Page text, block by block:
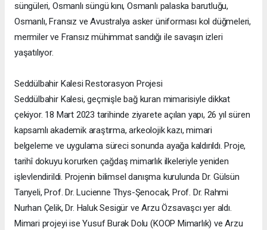
süngüleri, Osmanlı süngü kını, Osmanlı palaska barutluğu,
Osmanlı, Fransız ve Avustralya asker üniforması kol düğmeleri,
mermiler ve Fransız mühimmat sandığı ile savaşın izleri
yaşatılıyor.
Seddülbahir Kalesi Restorasyon Projesi
Seddülbahir Kalesi, geçmişle bağ kuran mimarisiyle dikkat
çekiyor. 18 Mart 2023 tarihinde ziyarete açılan yapı, 26 yıl süren
kapsamlı akademik araştırma, arkeolojik kazı, mimari
belgeleme ve uygulama süreci sonunda ayağa kaldırıldı. Proje,
tarihî dokuyu korurken çağdaş mimarlık ilkeleriyle yeniden
işlevlendirildi. Projenin bilimsel danışma kurulunda Dr. Gülsün
Tanyeli, Prof. Dr. Lucienne Thys-Şenocak, Prof. Dr. Rahmi
Nurhan Çelik, Dr. Haluk Sesigür ve Arzu Özsavaşcı yer aldı.
Mimari projeyi ise Yusuf Burak Dolu (KOOP Mimarlık) ve Arzu